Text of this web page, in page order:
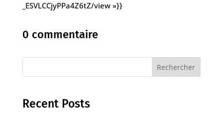
_ESVLCCjyPPa4Z6tZ/view »}}
0 commentaire
Rechercher
Recent Posts